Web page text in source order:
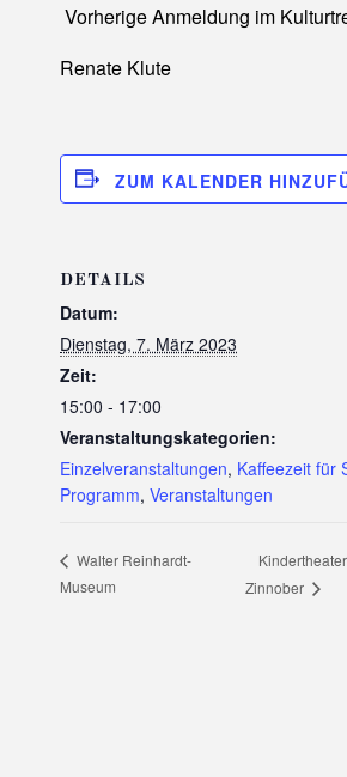
Vorherige Anmeldung im
Renate Klute
ZUM KALENDER
DETAILS
Datum:
Dienstag, 7. März 2023
Zeit:
15:00 - 17:00
Veranstaltungskategorien:
Einzelveranstaltungen, Kaffeezeit für
Programm, Veranstaltungen
Walter Reinhardt-
Museum
Zinnober